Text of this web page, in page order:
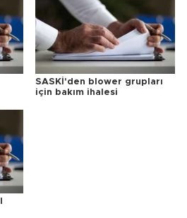
SASKİ'den blower grupları
için bakım ihalesi